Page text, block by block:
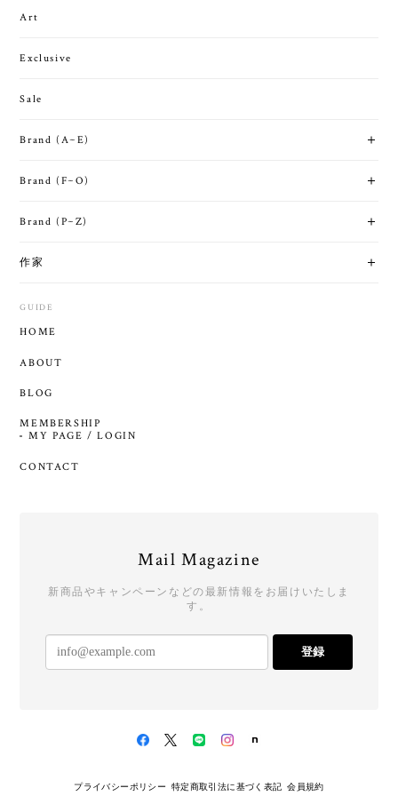
Art
Exclusive
Sale
Brand (A~E)
Brand (F~O)
Brand (P~Z)
作家
GUIDE
HOME
ABOUT
BLOG
MEMBERSHIP
MY PAGE / LOGIN
CONTACT
Mail Magazine
新商品やキャンペーンなどの最新情報をお届けいたしま
す。
登録
プライバシーポリシー 特定商取引法に基づく表記 会員規約